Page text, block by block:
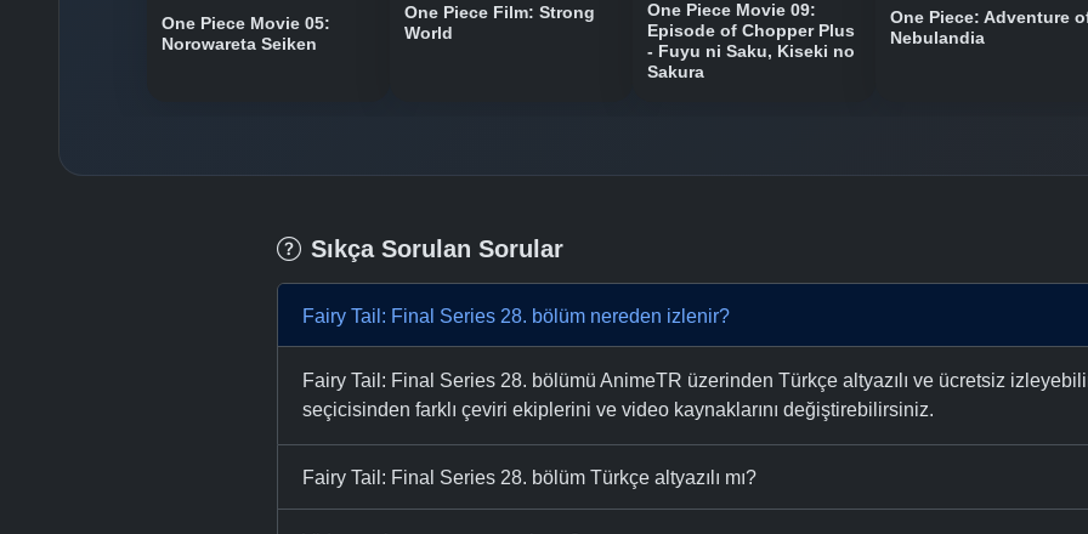
One Piece Movie 05:
Norowareta Seiken
One Piece Film: Strong
World
One Piece Movie 09:
Episode of Chopper Plus
- Fuyu ni Saku, Kiseki no
Sakura
One Piece: Adventure
Nebulandia
Sıkça Sorulan Sorular
Fairy Tail: Final Series 28. bölüm nereden izlenir?
Fairy Tail: Final Series 28. bölümü AnimeTR üzerinden Türkçe altyazılı ve ücretsiz
seçicisinden farklı çeviri ekiplerini ve video kaynaklarını değiştirebilirsiniz.
Fairy Tail: Final Series 28. bölüm Türkçe altyazılı mı?